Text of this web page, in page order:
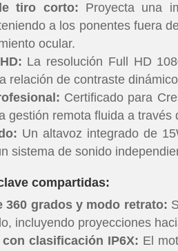
tiro corto: Proyecta una
a los ponentes fuera
ocular.
La resolución Full HD
relación de contraste
Certificado para
gestión remota fluida a través
Un altavoz integrado de
sistema de sonido
compartidas:
360 grados y modo retrato:
incluyendo proyecciones
clasificación IP6X: El